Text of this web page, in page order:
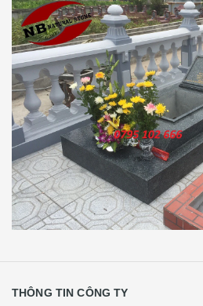
THÔNG TIN CÔNG TY